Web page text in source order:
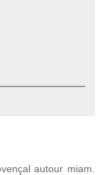
autour miam.